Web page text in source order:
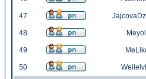
47
48
49
50